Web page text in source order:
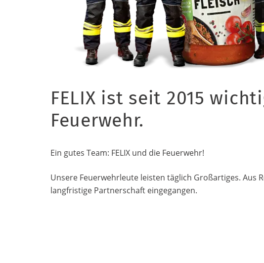
FELIX ist seit 2015
Feuerwehr.
Ein gutes Team: FELIX und die Feuerwehr!
Unsere Feuerwehrleute leisten täglich Großartiges. Aus
langfristige Partnerschaft eingegangen.